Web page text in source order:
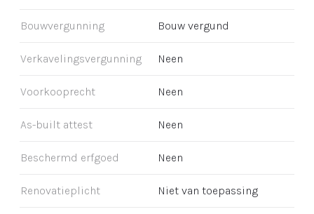
Bouwvergunning Bouw vergund
Verkavelingsvergunning Neen
Voorkooprecht Neen
As-built attest Neen
Beschermd erfgoed Neen
Renovatieplicht Niet van toepassing